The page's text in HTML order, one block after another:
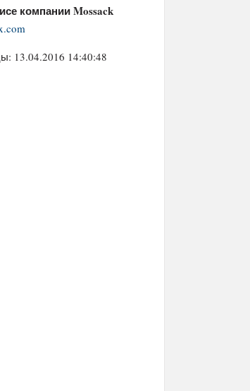
компании Mossack
13.04.2016 14:40:48